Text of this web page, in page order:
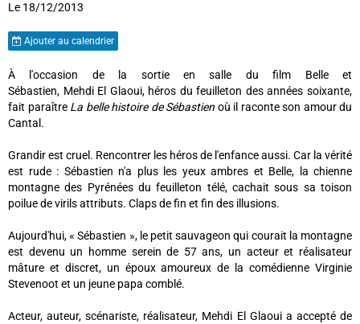
Le 18/12/2013
Ajouter au calendrier
À l'occasion de la sortie en salle du film Belle et
Sébastien, Mehdi El Glaoui, héros du feuilleton des années soixante,
fait paraître La belle histoire de Sébastien où il raconte son amour du
Cantal.
Grandir est cruel. Rencontrer les héros de l'enfance aussi. Car la vérité
est rude : Sébastien n'a plus les yeux ambres et Belle, la chienne
montagne des Pyrénées du feuilleton télé, cachait sous sa toison
poilue de virils attributs. Claps de fin et fin des illusions.
Aujourd'hui, « Sébastien », le petit sauvageon qui courait la montagne
est devenu un homme serein de 57 ans, un acteur et réalisateur
mâture et discret, un époux amoureux de la comédienne Virginie
Stevenoot et un jeune papa comblé.
Acteur, auteur, scénariste, réalisateur, Mehdi El Glaoui a accepté de